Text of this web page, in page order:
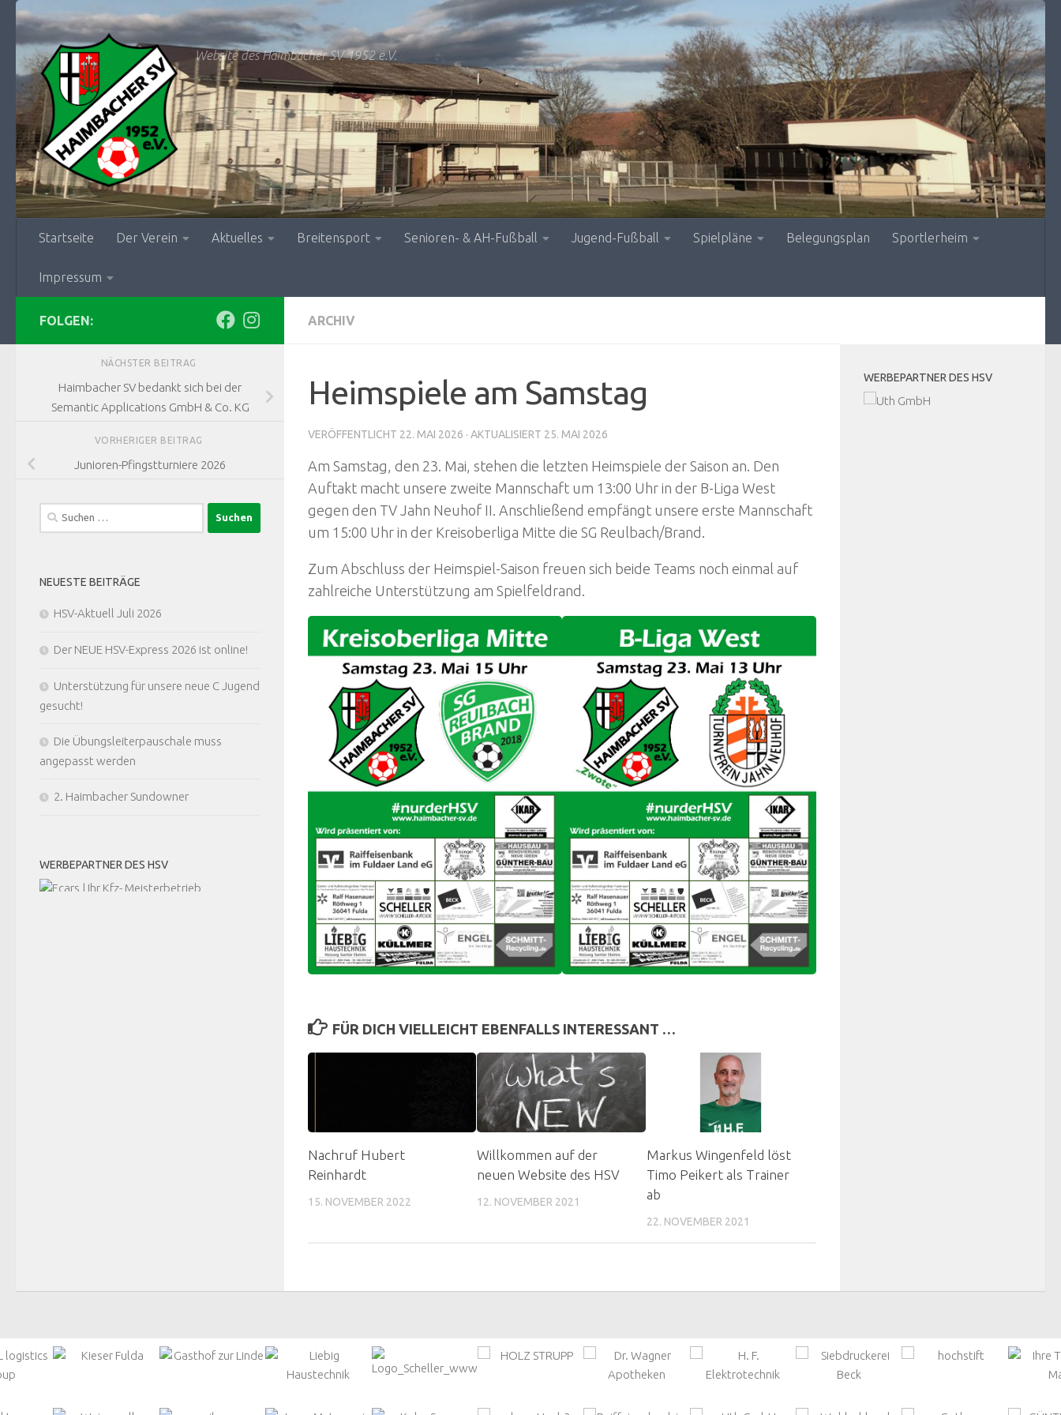
Zum Inhalt springen
Website des Haimbacher SV 1952 e.V.
Startseite Der Verein Aktuelles Breitensport Senioren- & AH-Fußball Jugend-Fußball Spielpläne Belegungsplan Sportlerheim
Impressum
ARCHIV
Heimspiele am Samstag
VERÖFFENTLICHT 22. MAI 2026 · AKTUALISIERT 25. MAI 2026
Am Samstag, den 23. Mai, stehen die letzten Heimspiele der Saison an. Den
Auftakt macht unsere zweite Mannschaft um 13:00 Uhr in der B-Liga West
gegen den TV Jahn Neuhof II. Anschließend empfängt unsere erste Mannschaft
um 15:00 Uhr in der Kreisoberliga Mitte die SG Reulbach/Brand.
Zum Abschluss der Heimspiel-Saison freuen sich beide Teams noch einmal auf
zahlreiche Unterstützung am Spielfeldrand.
FÜR DICH VIELLEICHT EBENFALLS INTERESSANT …
Nachruf Hubert
Reinhardt
15. NOVEMBER 2022
Willkommen auf der
neuen Website des HSV
12. NOVEMBER 2021
Markus Wingenfeld löst
Timo Peikert als Trainer
ab
22. NOVEMBER 2021
FOLGEN:
NÄCHSTER BEITRAG
Haimbacher SV bedankt sich bei der
Semantic Applications GmbH & Co. KG
VORHERIGER BEITRAG
Junioren-Pfingstturniere 2026
Suchen
nach:
NEUESTE BEITRÄGE
HSV-Aktuell Juli 2026
Der NEUE HSV-Express 2026 ist online!
Unterstützung für unsere neue C Jugend
gesucht!
Die Übungsleiterpauschale muss
angepasst werden
2. Haimbacher Sundowner
WERBEPARTNER DES HSV
WERBEPARTNER DES HSV